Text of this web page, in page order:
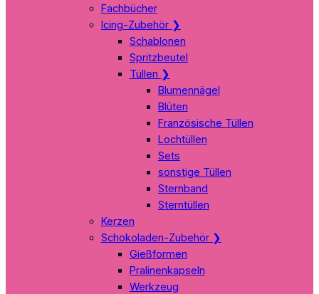
Fachbücher
Icing-Zubehör ❯
Schablonen
Spritzbeutel
Tüllen ❯
Blumennägel
Blüten
Französische Tüllen
Lochtüllen
Sets
sonstige Tüllen
Sternband
Sterntüllen
Kerzen
Schokoladen-Zubehör ❯
Gießformen
Pralinenkapseln
Werkzeug